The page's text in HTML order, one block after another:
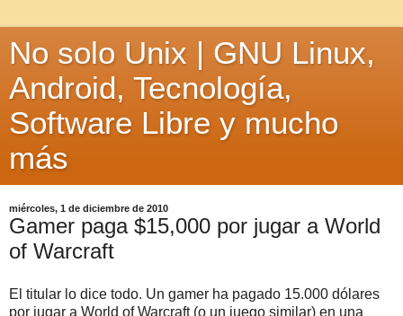
No solo Unix | GNU Linux,
Android, Tecnología,
Software Libre y mucho
más
miércoles, 1 de diciembre de 2010
Gamer paga $15,000 por jugar a World
of Warcraft
El titular lo dice todo. Un gamer ha pagado 15.000 dólares
por jugar a World of Warcraft (o un juego similar) en una